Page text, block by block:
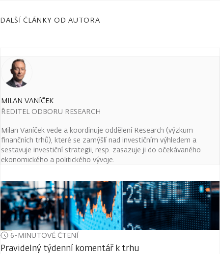
DALŠÍ ČLÁNKY OD AUTORA
MILAN VANÍČEK
ŘEDITEL ODBORU RESEARCH
Milan Vaníček vede a koordinuje oddělení Research (výzkum
finančních trhů), které se zamýšlí nad investičním výhledem a
sestavuje investiční strategii, resp. zasazuje ji do očekávaného
ekonomického a politického vývoje.
6-MINUTOVÉ ČTENÍ
Pravidelný týdenní komentář k trhu